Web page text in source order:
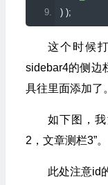
) );
这个时候
sidebar4的侧边
具往里面添加了。
如下图，
2，文章测栏3”。
此处注意id